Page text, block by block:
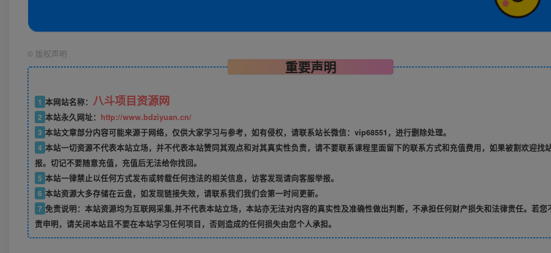
© 版权声明
重要声明
1 本网站名称： 八斗项目资源网
2 本站永久网址： http://www.bdziyuan.cn/
3 本站文章部分内容可能来源于网络，仅供大家学习与参考，如有侵权，请联系站长微信：vip68551，进行删除处理。
4 本站一切资源不代表本站立场，并不代表本站赞同其观点和对其真实性负责，请不要联系课程里面留下的联系方式和充值费用，如果被割欢迎找
报。切记不要随意充值，充值后无法给你找回。
5 本站一律禁止以任何方式发布或转载任何违法的相关信息，访客发现请向客服举报。
6 本站资源大多存储在云盘，如发现链接失效，请联系我们我们会第一时间更新。
7 免责说明：本站资源均为互联网采集,并不代表本站立场，本站亦无法对内容的真实性及准确性做出判断，不承担任何财产损失和法律责任。若您
责申明，请关闭本站且不要在本站学习任何项目，否则造成的任何损失由您个人承担。